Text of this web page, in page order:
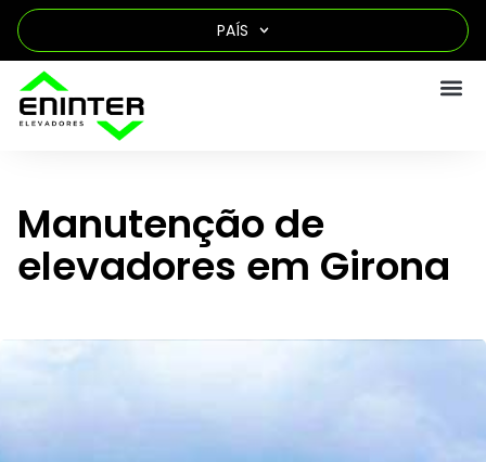
PAÍS
Manutenção de
elevadores em Girona